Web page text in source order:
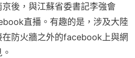
後，與江蘇省委書記李強會
直播。有趣的是，涉及大陸
在防火牆之外的facebook上與網